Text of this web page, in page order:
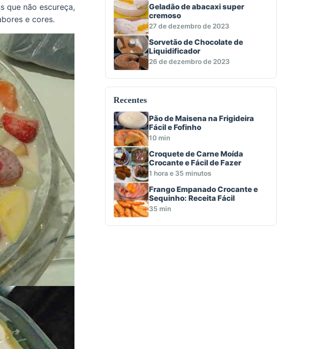
que não escureça,
e cores.
Geladão de abacaxi super
cremoso
27 de dezembro de 2023
Sorvetão de Chocolate de
Liquidificador
26 de dezembro de 2023
Recentes
Pão de Maisena na Frigideira
Fácil e Fofinho
10 min
Croquete de Carne Moída
Crocante e Fácil de Fazer
1 hora e 35 minutos
Frango Empanado Crocante e
Sequinho: Receita Fácil
35 min